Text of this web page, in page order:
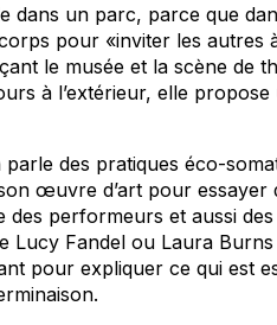
dans un parc, parce que
pour «inviter les autres
le musée et la scène de
à l’extérieur, elle
des pratiques éco-
œuvre d’art pour
des performeurs et aussi
Lucy Fandel ou Laura
pour expliquer ce qui est